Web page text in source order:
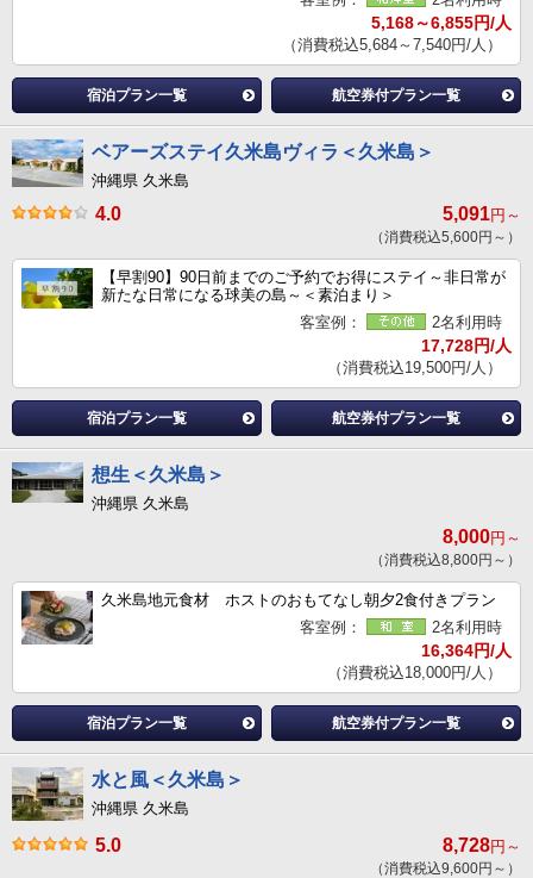
5,168～6,855円/人
（消費税込5,684～7,540円/人）
宿泊プラン一覧 航空券付プラン一覧
ベアーズステイ久米島ヴィラ＜久米島＞
沖縄県 久米島
4.0 5,091円～
（消費税込5,600円～）
【早割90】90日前までのご予約でお得にステイ～非日常が
新たな日常になる球美の島～＜素泊まり＞
客室例：
2名利用時
17,728円/人
（消費税込19,500円/人）
宿泊プラン一覧 航空券付プラン一覧
想生＜久米島＞
沖縄県 久米島
8,000円～
（消費税込8,800円～）
久米島地元食材 ホストのおもてなし朝夕2食付きプラン
客室例：
2名利用時
16,364円/人
（消費税込18,000円/人）
宿泊プラン一覧 航空券付プラン一覧
水と風＜久米島＞
沖縄県 久米島
5.0 8,728円～
（消費税込9,600円～）